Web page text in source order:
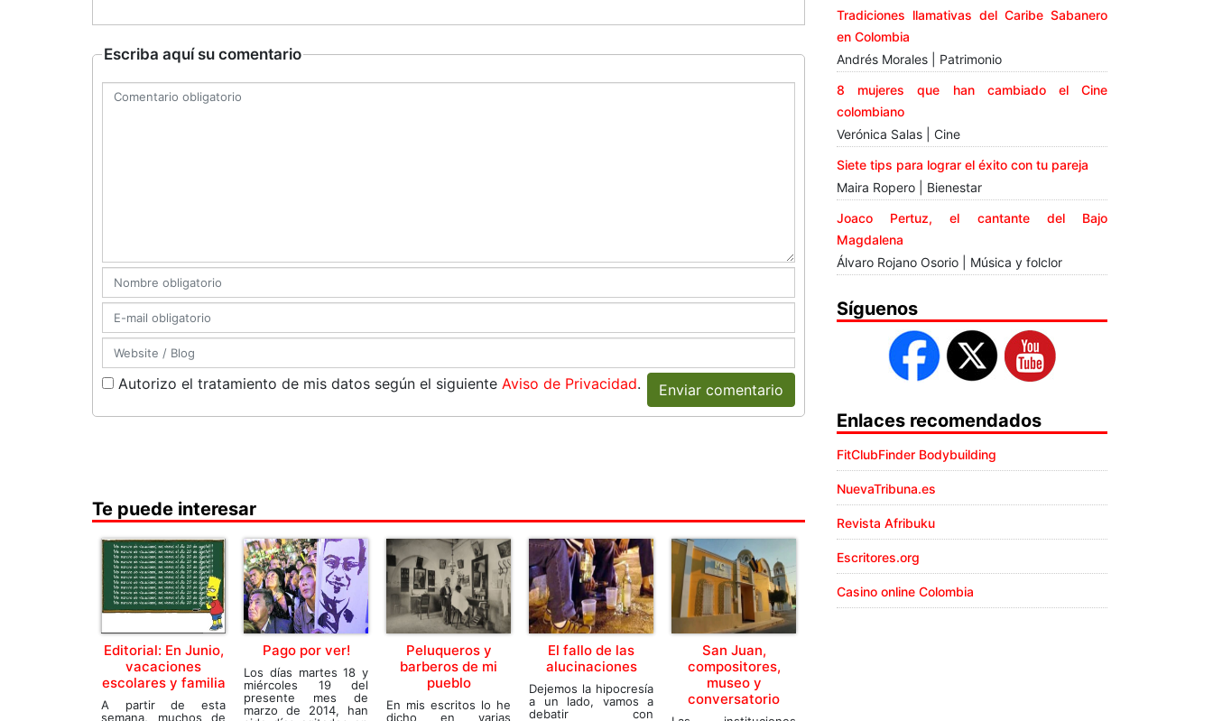
Escriba aquí su comentario
Autorizo el tratamiento de mis datos según el siguiente Aviso de Privacidad. Enviar comentario
Te puede interesar
Editorial: En Junio,
vacaciones
escolares y familia
A partir de esta
semana, muchos de
Pago por ver!
Los días martes 18 y
miércoles 19 del
presente mes de
marzo de 2014, han
Peluqueros y
barberos de mi
pueblo
En mis escritos lo he
dicho en varias
El fallo de las
alucinaciones
Dejemos la hipocresía
a un lado, vamos a
debatir con
San Juan,
compositores,
museo y
conversatorio
Tradiciones llamativas del Caribe Sabanero
en Colombia
Andrés Morales | Patrimonio
8 mujeres que han cambiado el Cine
colombiano
Verónica Salas | Cine
Siete tips para lograr el éxito con tu pareja
Maira Ropero | Bienestar
Joaco Pertuz, el cantante del Bajo
Magdalena
Álvaro Rojano Osorio | Música y folclor
Síguenos
Enlaces recomendados
FitClubFinder Bodybuilding
NuevaTribuna.es
Revista Afribuku
Escritores.org
Casino online Colombia